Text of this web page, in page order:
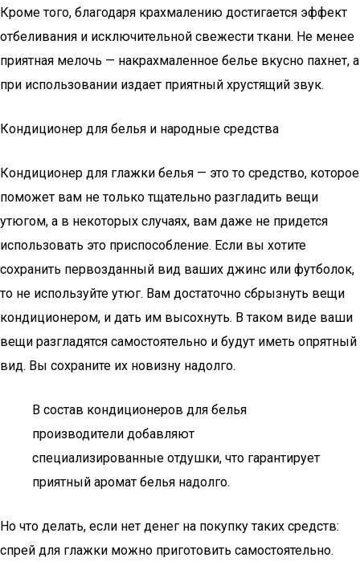
Кроме того, благодаря крахмалению достигается эффект
отбеливания и исключительной свежести ткани. Не менее
приятная мелочь — накрахмаленное белье вкусно пахнет, а
при использовании издает приятный хрустящий звук.
Кондиционер для белья и народные средства
Кондиционер для глажки белья — это то средство, которое
поможет вам не только тщательно разгладить вещи
утюгом, а в некоторых случаях, вам даже не придется
использовать это приспособление. Если вы хотите
сохранить первозданный вид ваших джинс или футболок,
то не используйте утюг. Вам достаточно сбрызнуть вещи
кондиционером, и дать им высохнуть. В таком виде ваши
вещи разгладятся самостоятельно и будут иметь опрятный
вид. Вы сохраните их новизну надолго.
В состав кондиционеров для белья
производители добавляют
специализированные отдушки, что гарантирует
приятный аромат белья надолго.
Но что делать, если нет денег на покупку таких средств:
спрей для глажки можно приготовить самостоятельно.